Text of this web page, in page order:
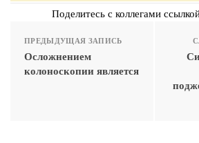
Поделитесь с коллегами
ПРЕДЫДУЩАЯ ЗАПИСЬ
Осложнением
колоноскопии является